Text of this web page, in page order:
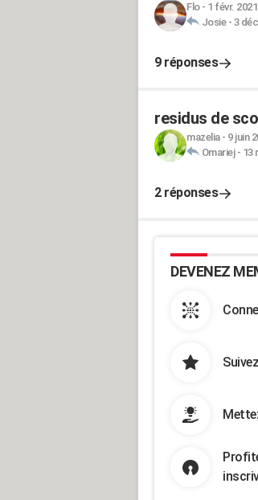
Flo- 1 févr.
Josie- 3
9 réponses
residus de
mazelia- 9 juin
Omariej- 13
2 réponses
DEVENEZ